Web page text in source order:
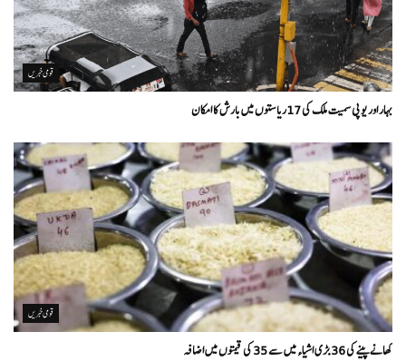
قومی خبریں
بہار اور یو پی سمیت ملک کی 17ریاستوں میں بارش کا امکان
قومی خبریں
کھانے پینے کی 36 بڑی اشیاء میں سے 35 کی قیمتوں میں اضافہ